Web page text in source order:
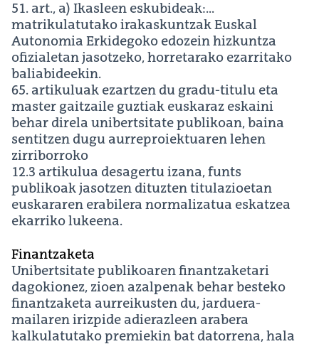
51. art., a) Ikasleen eskubideak:...
matrikulatutako irakaskuntzak Euskal
Autonomia Erkidegoko edozein hizkuntza
ofizialetan jasotzeko, horretarako ezarritako
baliabideekin.
65. artikuluak ezartzen du gradu-titulu eta
master gaitzaile guztiak euskaraz eskaini
behar direla unibertsitate publikoan, baina
sentitzen dugu aurreproiektuaren lehen
zirriborroko
12.3 artikulua desagertu izana, funts
publikoak jasotzen dituzten titulazioetan
euskararen erabilera normalizatua eskatzea
ekarriko lukeena.
Finantzaketa
Unibertsitate publikoaren finantzaketari
dagokionez, zioen azalpenak behar besteko
finantzaketa aurreikusten du, jarduera-
mailaren irizpide adierazleen arabera
kalkulatutako premiekin bat datorrena, hala